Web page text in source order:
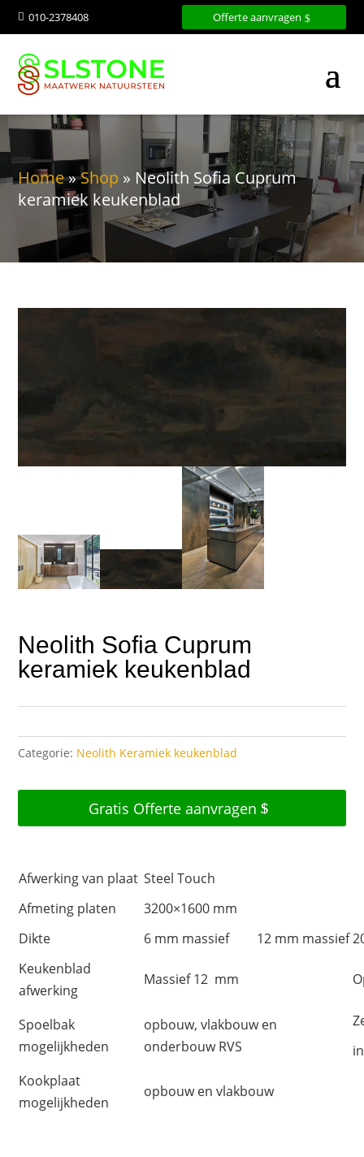
 010-2378408 Offerte aanvragen
Home»Shop » Neolith Sofia Cuprum
keramiek keukenblad
Neolith Sofia Cuprum
keramiek keukenblad
Categorie: Neolith Keramiek keukenblad
Gratis Offerte aanvragen
Afwerking van plaat Steel Touch
Afmeting platen
3200×1600 mm
Dikte
6 mm massief 12 mm massief
Keukenblad
afwerking
Massief 12 mm
Spoelbak
mogelijkheden
opbouw, vlakbouw en
onderbouw RVS
Kookplaat
mogelijkheden
opbouw en vlakbouw